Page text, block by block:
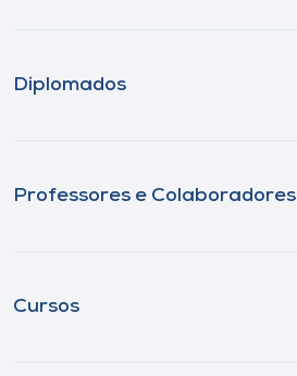
Diplomados
Professores e Colaboradores
Cursos